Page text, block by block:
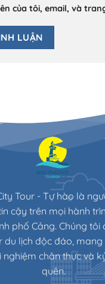
của tôi, email, và
Tour - Tự hào là
cậy trên mọi hành
phố Cảng. Chúng tôi
du lịch độc đáo,
nghiệm chân thực và
quên.